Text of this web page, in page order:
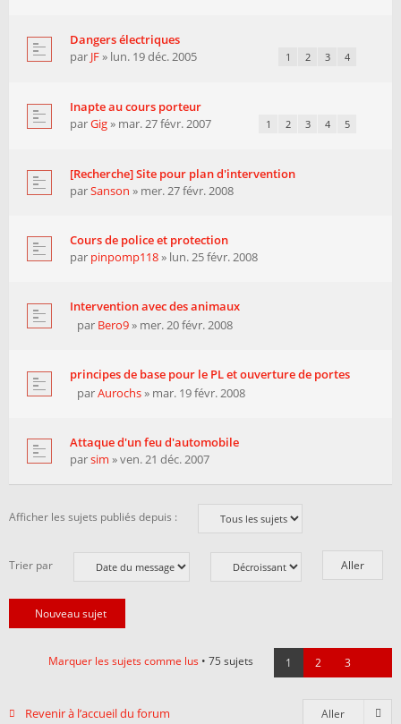
Dangers électriques
par JF» lun. 19 déc. 2005 1 2 3 4
Inapte au cours porteur
parGig» mar. 27 févr. 2007 1 2 3 4 5
[Recherche] Site pour plan d'intervention
parSanson » mer. 27 févr. 2008
Cours de police et protection
par pinpomp118» lun. 25 févr. 2008
Intervention avec des animaux
par Bero9» mer. 20 févr. 2008
principes de base pour le PL et ouverture de portes
parAurochs» mar. 19 févr. 2008
Attaque d'un feu d'automobile
parsim » ven. 21 déc. 2007
Afficher les sujets publiés depuis :
Trier par
Nouveau sujet
Marquer les sujets comme lus • 75 sujets 1 2 3
Revenir à l’accueil du forum Aller